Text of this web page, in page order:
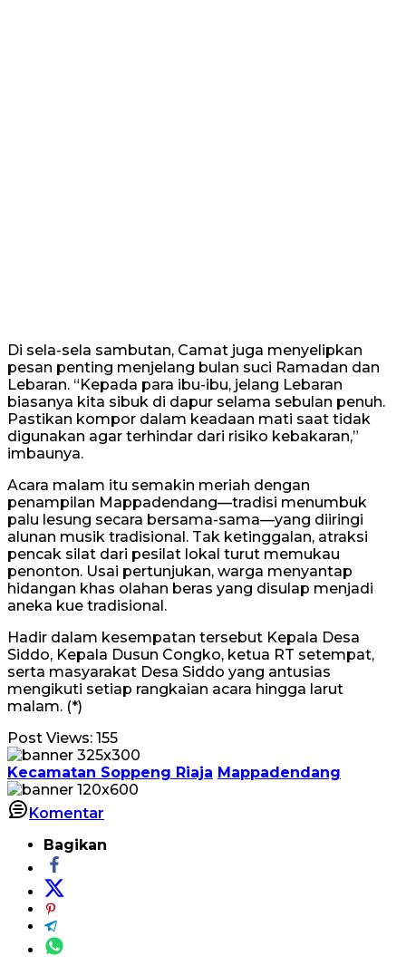
Di sela-sela sambutan, Camat juga menyelipkan
pesan penting menjelang bulan suci Ramadan dan
Lebaran. “Kepada para ibu-ibu, jelang Lebaran
biasanya kita sibuk di dapur selama sebulan penuh.
Pastikan kompor dalam keadaan mati saat tidak
digunakan agar terhindar dari risiko kebakaran,”
imbaunya.
Acara malam itu semakin meriah dengan
penampilan Mappadendang—tradisi menumbuk
palu lesung secara bersama-sama—yang diiringi
alunan musik tradisional. Tak ketinggalan, atraksi
pencak silat dari pesilat lokal turut memukau
penonton. Usai pertunjukan, warga menyantap
hidangan khas olahan beras yang disulap menjadi
aneka kue tradisional.
Hadir dalam kesempatan tersebut Kepala Desa
Siddo, Kepala Dusun Congko, ketua RT setempat,
serta masyarakat Desa Siddo yang antusias
mengikuti setiap rangkaian acara hingga larut
malam. (*)
Post Views: 155
Kecamatan Soppeng Riaja Mappadendang
Komentar
Bagikan